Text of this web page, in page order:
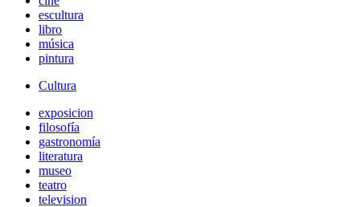
escultura
libro
música
pintura
Cultura
exposicion
filosofía
gastronomía
literatura
museo
teatro
television